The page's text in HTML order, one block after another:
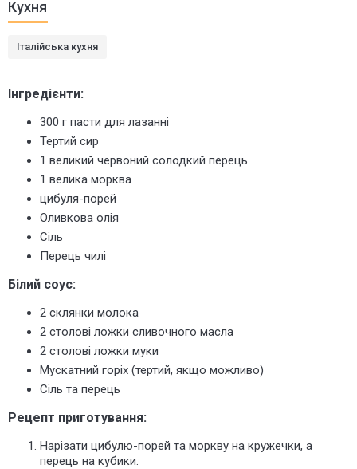
Кухня
Італійська кухня
Інгредієнти:
300 г пасти для лазанні
Тертий сир
1 великий червоний солодкий перець
1 велика морква
цибуля-порей
Оливкова олія
Сіль
Перець чилі
Білий соус:
2 склянки молока
2 столові ложки сливочного масла
2 столові ложки муки
Мускатний горіх (тертий, якщо можливо)
Сіль та перець
Рецепт приготування:
Нарізати цибулю-порей та моркву на кружечки, а
перець на кубики.